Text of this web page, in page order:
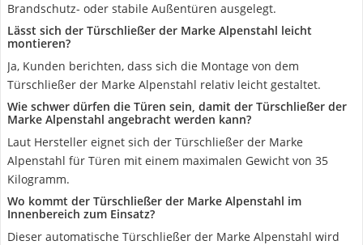
Brandschutz- oder stabile Außentüren ausgelegt.
Lässt sich der Türschließer der Marke Alpenstahl leicht
montieren?
Ja, Kunden berichten, dass sich die Montage von dem
Türschließer der Marke Alpenstahl relativ leicht gestaltet.
Wie schwer dürfen die Türen sein, damit der Türschließer der
Marke Alpenstahl angebracht werden kann?
Laut Hersteller eignet sich der Türschließer der Marke
Alpenstahl für Türen mit einem maximalen Gewicht von 35
Kilogramm.
Wo kommt der Türschließer der Marke Alpenstahl im
Innenbereich zum Einsatz?
Dieser automatische Türschließer der Marke Alpenstahl wird